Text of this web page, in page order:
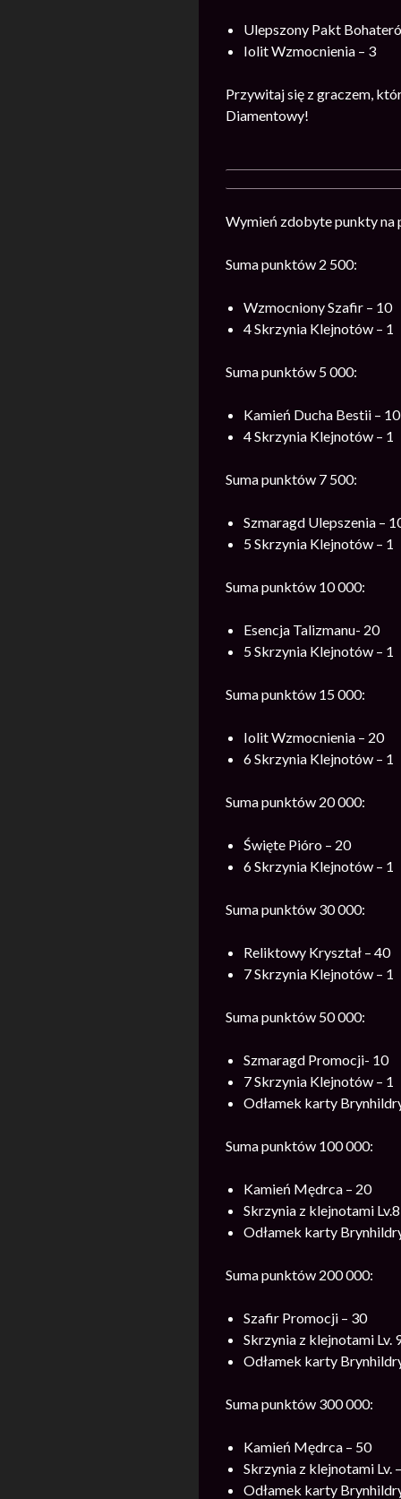
Ulepszony Pakt
Iolit Wzmocnienia – 3
Przywitaj się z graczem,
Diamentowy!
Wymień zdobyte punkty na
Suma punktów 2 500:
Wzmocniony Szafir – 10
4 Skrzynia Klejnotów – 1
Suma punktów 5 000:
Kamień Ducha Bestii – 10
4 Skrzynia Klejnotów – 1
Suma punktów 7 500:
Szmaragd Ulepszenia –
5 Skrzynia Klejnotów – 1
Suma punktów 10 000:
Esencja Talizmanu- 20
5 Skrzynia Klejnotów – 1
Suma punktów 15 000:
Iolit Wzmocnienia – 20
6 Skrzynia Klejnotów – 1
Suma punktów 20 000:
Święte Pióro – 20
6 Skrzynia Klejnotów – 1
Suma punktów 30 000:
Reliktowy Kryształ – 40
7 Skrzynia Klejnotów – 1
Suma punktów 50 000:
Szmaragd Promocji- 10
7 Skrzynia Klejnotów – 1
Odłamek karty
Suma punktów 100 000:
Kamień Mędrca – 20
Skrzynia z klejnotami
Odłamek karty
Suma punktów 200 000:
Szafir Promocji – 30
Skrzynia z klejnotami Lv.
Odłamek karty
Suma punktów 300 000:
Kamień Mędrca – 50
Skrzynia z klejnotami Lv.
Odłamek karty